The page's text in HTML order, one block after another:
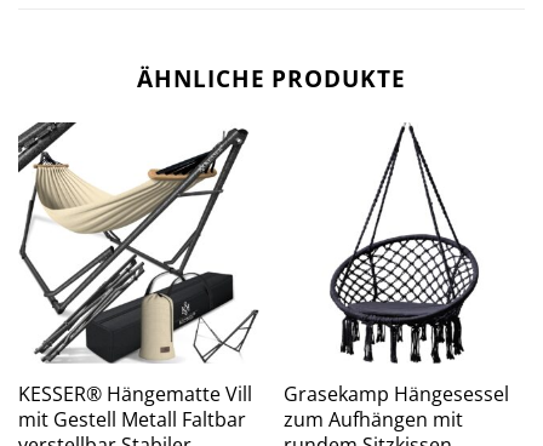
ÄHNLICHE PRODUKTE
KESSER® Hängematte Vill
mit Gestell Metall Faltbar
Grasekamp Hängesessel
zum Aufhängen mit